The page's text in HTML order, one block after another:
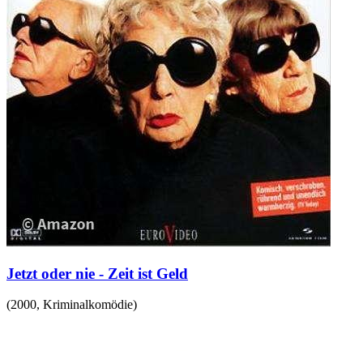
Jetzt oder nie - Zeit ist Geld
(2000, Kriminalkomödie)